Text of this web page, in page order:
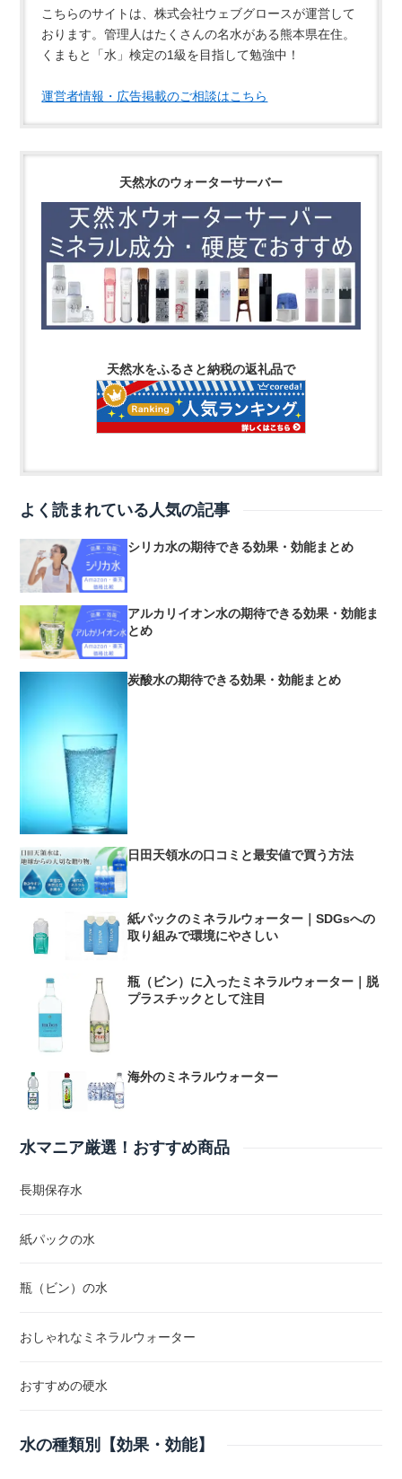
こちらのサイトは、株式会社ウェブグロースが運営して
おります。管理人はたくさんの名水がある熊本県在住。
くまもと「水」検定の1級を目指して勉強中！
運営者情報・広告掲載のご相談はこちら
天然水のウォーターサーバー
天然水をふるさと納税の返礼品で
よく読まれている人気の記事
シリカ水の期待できる効果・効能まとめ
アルカリイオン水の期待できる効果・効能ま
とめ
炭酸水の期待できる効果・効能まとめ
日田天領水の口コミと最安値で買う方法
紙パックのミネラルウォーター｜SDGsへの
取り組みで環境にやさしい
瓶（ビン）に入ったミネラルウォーター｜脱
プラスチックとして注目
海外のミネラルウォーター
水マニア厳選！おすすめ商品
長期保存水
紙パックの水
瓶（ビン）の水
おしゃれなミネラルウォーター
おすすめの硬水
水の種類別【効果・効能】